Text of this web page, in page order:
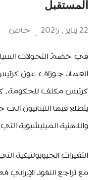
المستقبل
22 يناير، 2025 خاص
في خضمّ التحولات
العماد جوزاف عون
كرئيس مكلف للحكومة،
يتطلع فيها اللبنانيون
والذهنية الميليشيوية
التغيرات
مع تراجع النفوذ